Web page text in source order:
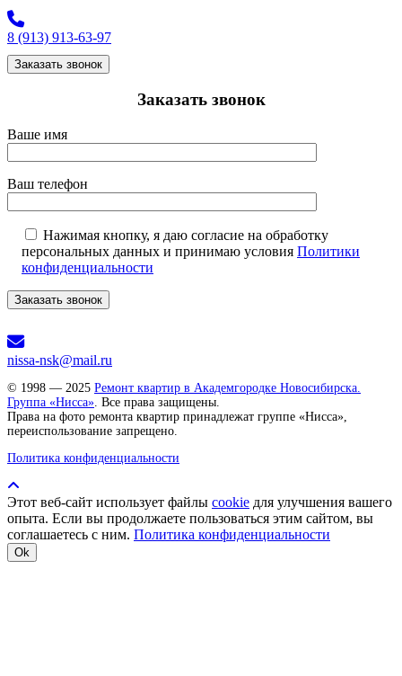
8 (913) 913-63-97
Заказать звонок
Заказать звонок
Ваше имя
Ваш телефон
Нажимая кнопку, я даю согласие на обработку
персональных данных и принимаю условия Политики
конфиденциальности
nissa-nsk@mail.ru
© 1998 — 2025 Ремонт квартир в Академгородке Новосибирска.
Группа «Нисса». Все права защищены.
Права на фото ремонта квартир принадлежат группе «Нисса»,
переиспользование запрещено.
Политика конфиденциальности
Этот веб-сайт использует файлы cookie для улучшения вашего
опыта. Если вы продолжаете пользоваться этим сайтом, вы
соглашаетесь с ним. Политика конфиденциальности
Ok